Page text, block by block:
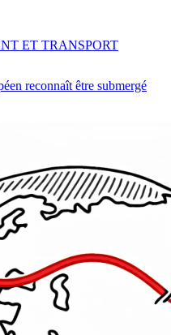
reconnaît être submergé
ET TRANSPORT